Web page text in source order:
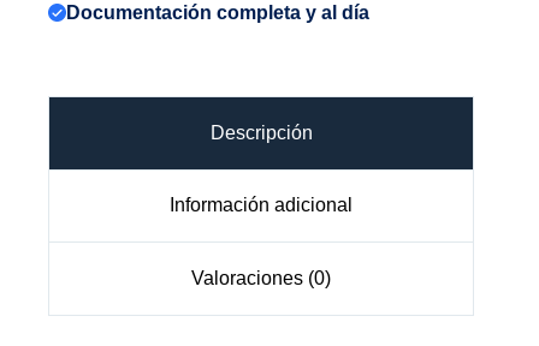
Documentación completa y al día
Descripción
Información adicional
Valoraciones (0)